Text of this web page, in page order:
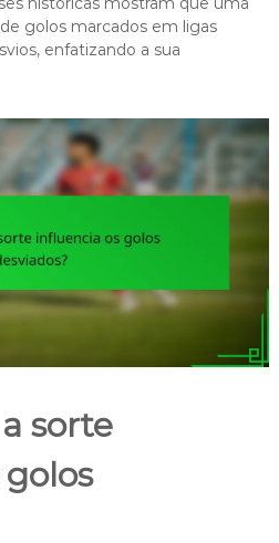
golos marcados em ligas
enfatizando a sua
sorte